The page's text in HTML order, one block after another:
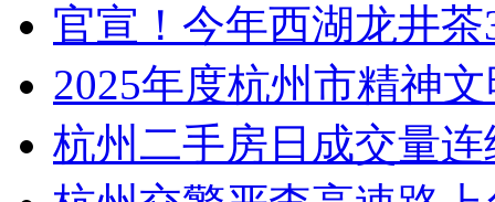
官宣！今年西湖龙井
2025年度杭州市精神
杭州二手房日成交量